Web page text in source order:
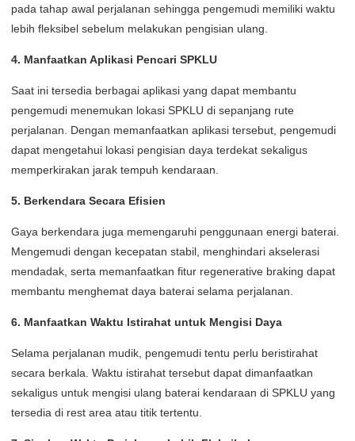
pada tahap awal perjalanan sehingga pengemudi memiliki waktu
lebih fleksibel sebelum melakukan pengisian ulang.
4. Manfaatkan Aplikasi Pencari SPKLU
Saat ini tersedia berbagai aplikasi yang dapat membantu
pengemudi menemukan lokasi SPKLU di sepanjang rute
perjalanan. Dengan memanfaatkan aplikasi tersebut, pengemudi
dapat mengetahui lokasi pengisian daya terdekat sekaligus
memperkirakan jarak tempuh kendaraan.
5. Berkendara Secara Efisien
Gaya berkendara juga memengaruhi penggunaan energi baterai.
Mengemudi dengan kecepatan stabil, menghindari akselerasi
mendadak, serta memanfaatkan fitur regenerative braking dapat
membantu menghemat daya baterai selama perjalanan.
6. Manfaatkan Waktu Istirahat untuk Mengisi Daya
Selama perjalanan mudik, pengemudi tentu perlu beristirahat
secara berkala. Waktu istirahat tersebut dapat dimanfaatkan
sekaligus untuk mengisi ulang baterai kendaraan di SPKLU yang
tersedia di rest area atau titik tertentu.